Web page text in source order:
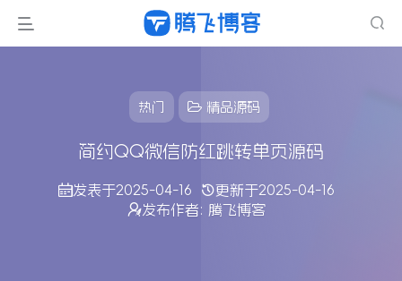
热门 精品源码
简约QQ微信防红跳转单页源码
发表于2025-04-16 更新于2025-04-16
发布作者: 腾飞博客